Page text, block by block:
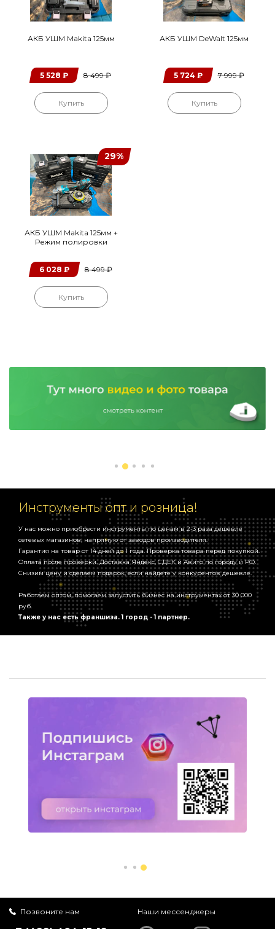
АКБ УШМ Makita 125мм
5 528 ₽ 8 499₽
Купить
АКБ УШМ DeWalt 125мм
5 724 ₽ 7 999₽
Купить
29%
АКБ УШМ Makita 125мм +
Режим полировки
6 028 ₽ 8 499₽
Купить
Инструменты опт и розница!
У нас можно приобрести инструменты по ценам в 2-3 раза дешевле
сетевых магазинов, напрямую от заводов производителя.
Гарантия на товар от 14 дней до 1 года. Проверка товара перед покупкой.
Оплата после проверки. Доставка Яндекс, СДЕК и Авито по городу и РФ.
Снизим цену и сделаем подарок, если найдете у конкурентов дешевле.
Работаем оптом, помогаем запустить бизнес на инструментах от 30 000
руб.
Также у нас есть франшиза. 1 город - 1 партнер.
Позвоните нам Наши мессенджеры